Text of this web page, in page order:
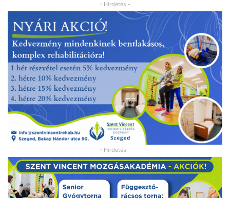
- Hirdetés -
- Hirdetés -